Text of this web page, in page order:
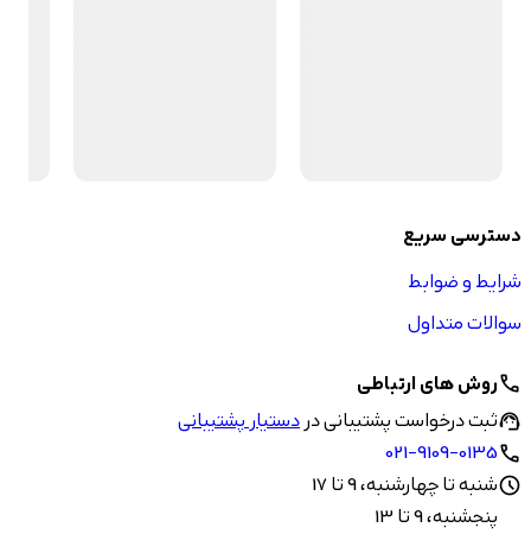
دسترسی سریع
شرایط و ضوابط
سوالات متداول
callروش های ارتباطی
support_agentثبت درخواست پشتیبانی دردستیار پشتیبانی
call
021-9109-0135
scheduleشنبه تا چهارشنبه، 9 تا 17
پنجشنبه، 9 تا 13